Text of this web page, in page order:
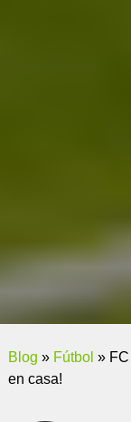
Blog » Fútbol »
en casa!